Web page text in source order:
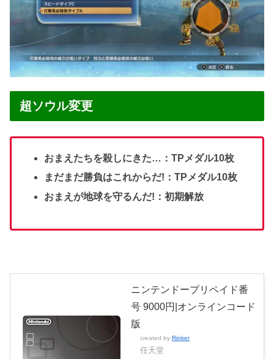
超ソウル変更
おまえたちを殺しにきた…：TPメダル10枚
まだまだ勝負はこれからだ!：TPメダル10枚
おまえが地球を守るんだ!：初期解放
ニンテンドープリペイド番
号 9000円|オンラインコード
版
created by Rinker
任天堂